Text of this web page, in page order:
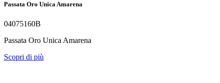
Passata Oro Unica Amarena
04075160B
Passata Oro Unica Amarena
Scopri di più